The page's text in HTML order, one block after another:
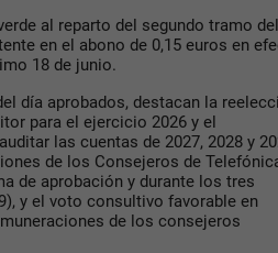
al reparto del segundo tramo del
en el abono de 0,15 euros en
18 de junio.
día aprobados, destacan la
para el ejercicio 2026 y el
las cuentas de 2027, 2028 y
de los Consejeros de
de aprobación y durante los tres
y el voto consultivo favorable en
de los consejeros